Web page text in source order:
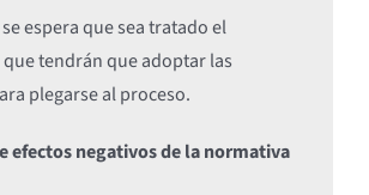
espera que sea tratado el
tendrán que adoptar las
plegarse al proceso.
efectos negativos de la normativa